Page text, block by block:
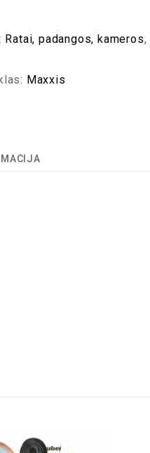
Ratai, padangos, kameros,
Maxxis